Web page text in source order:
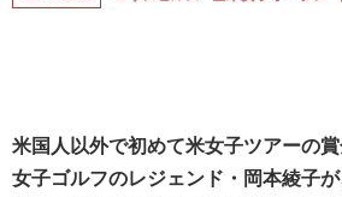
米国人以外で初めて米女子ツアーの
女子ゴルフのレジェンド・岡本綾子